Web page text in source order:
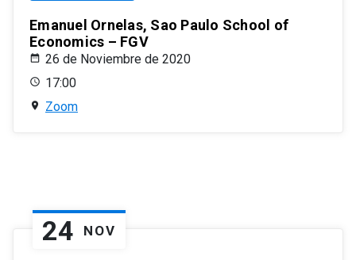
Emanuel Ornelas, Sao Paulo School of
Economics – FGV
26 de Noviembre de 2020
17:00
Zoom
24 NOV